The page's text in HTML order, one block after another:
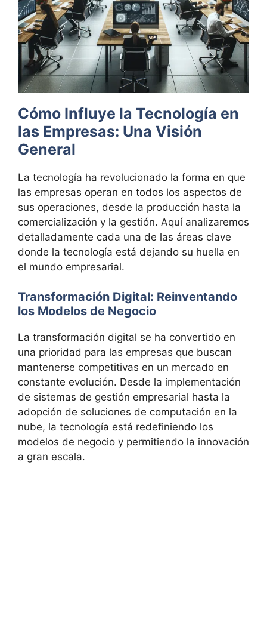
Cómo Influye la Tecnología en
las Empresas: Una Visión
General
La tecnología ha revolucionado la forma en que
las empresas operan en todos los aspectos de
sus operaciones, desde la producción hasta la
comercialización y la gestión. Aquí analizaremos
detalladamente cada una de las áreas clave
donde la tecnología está dejando su huella en
el mundo empresarial.
Transformación Digital: Reinventando
los Modelos de Negocio
La transformación digital se ha convertido en
una prioridad para las empresas que buscan
mantenerse competitivas en un mercado en
constante evolución. Desde la implementación
de sistemas de gestión empresarial hasta la
adopción de soluciones de computación en la
nube, la tecnología está redefiniendo los
modelos de negocio y permitiendo la innovación
a gran escala.